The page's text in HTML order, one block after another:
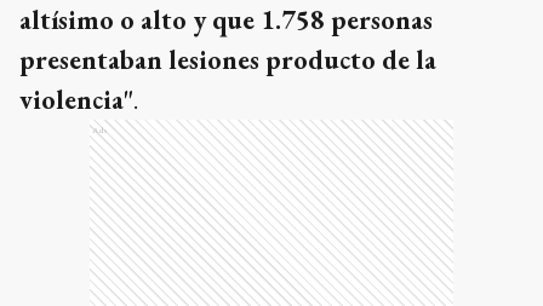
altísimo o alto y que 1.758 personas
presentaban lesiones producto de la
violencia".
Ads